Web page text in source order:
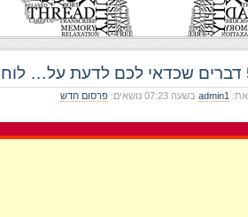
admin1 בשעה 07:23 נושאים: פרסום חדש